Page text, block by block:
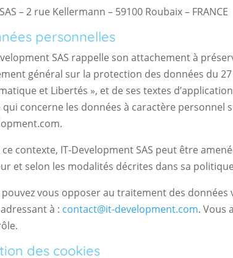
– 2 rue Kellermann – 59100 Roubaix – FRANCE
personnelles
SAS rappelle son attachement à
général sur la protection des données du 27
et Libertés », et de ses textes
qui concerne les données à caractère personnel
ce contexte, IT-Development SAS peut être
et selon les modalités décrites dans sa
pouvez vous opposer au traitement des
à : contact@it-development.com. Vous
des cookies